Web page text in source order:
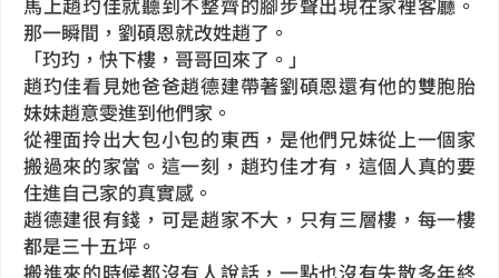
那一瞬間，劉碩恩就改姓趙了。
「玓玓，快下樓，哥哥回來了。」
趙玓佳看見她爸爸趙德建帶著劉碩恩還有他的雙胞胎
妹妹趙意雯進到他們家。
從裡面拎出大包小包的東西，是他們兄妹從上一個家
搬過來的家當。這一刻，趙玓佳才有，這個人真的要
住進自己家的真實感。
趙德建很有錢，可是趙家不大，只有三層樓，每一樓
都是三十五坪。
搬進來的時候都沒有人說話，一點也沒有失散多年終